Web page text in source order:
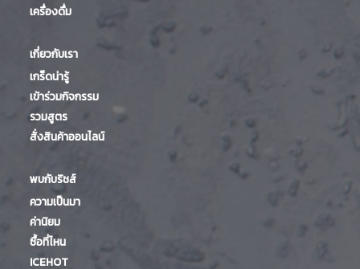
เครื่องดื่ม
เกี่ยวกับเรา
เกร็ดน่ารู้
เข้าร่วมกิจกรรม
รวมสูตร
สั่งสินค้าออนไลน์
พบกับริชส์
ความเป็นมา
ค่านิยม
ซื้อที่ไหน
ICEHOT